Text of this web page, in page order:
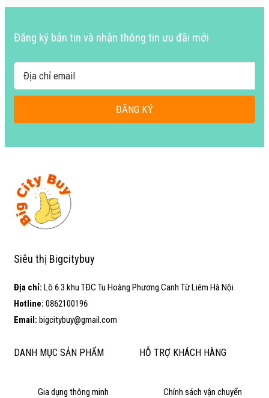
Đăng ký bản tin và nhận thông tin ưu đãi mới
ĐĂNG KÝ
DANH MỤC SẢN PHẨM
Gia dụng thông minh
HỖ TRỢ KHÁCH HÀNG
Chính sách vận chuyển
Siêu thị Bigcitybuy
Email: bigcitybuy@gmail.com
Địa chỉ: Lô 6.3 khu TĐC Tu Hoàng Phương Canh Từ Liêm Hà Nội
Hotline: 0862100196